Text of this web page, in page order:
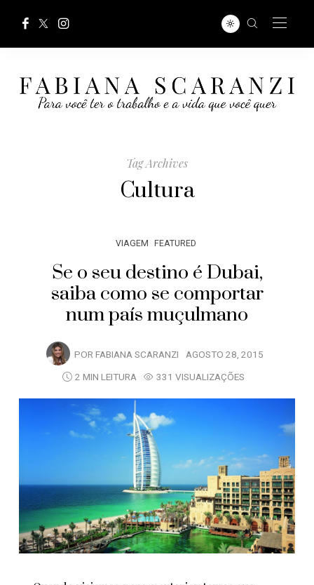
Tag Archives
Cultura
VIAGEM FEATURED
Se o seu destino é Dubai,
saiba como se comportar
num país muçulmano
POR FABIANA SCARANZI AGOSTO 28, 2015
2 MIN LEITURA
331 VISUALIZAÇÕES